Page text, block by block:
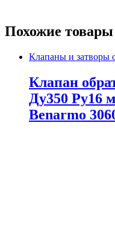
Похожие товары
Клапаны и затворы
Клапан
Ду350 Ру16
Benarmo